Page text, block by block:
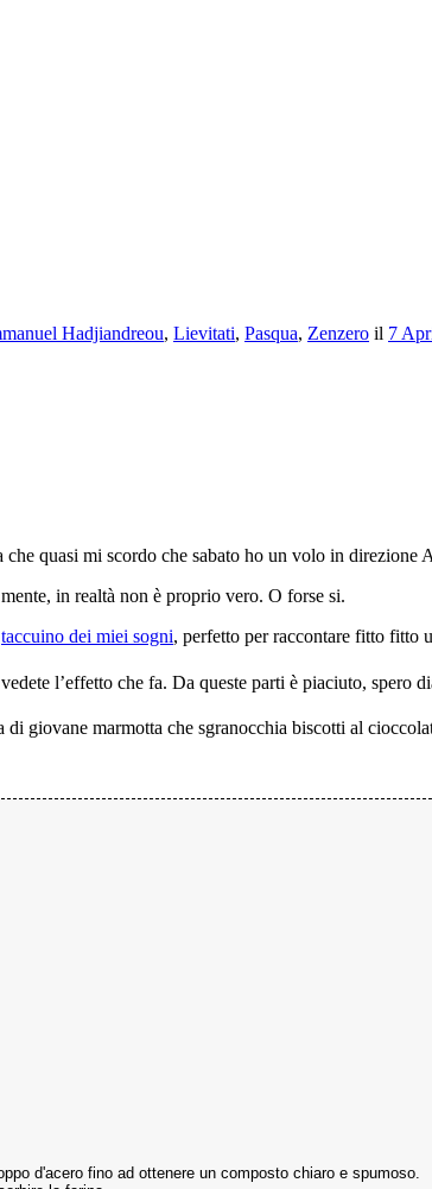
Hadjiandreou, Lievitati, Pasqua, Zenzero il 7
quasi mi scordo che sabato ho un volo in direzione
in realtà non è proprio vero. O forse si.
taccuino dei miei sogni, perfetto per raccontare fitto fitto
l’effetto che fa. Da queste parti è piaciuto, spero
giovane marmotta che sgranocchia biscotti al
d'acero fino ad ottenere un composto chiaro e spumoso.